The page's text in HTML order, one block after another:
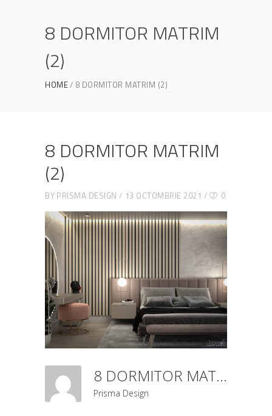
8 DORMITOR MATRIM
(2)
HOME 8 DORMITOR MATRIM (2)
8 DORMITOR MATRIM
(2)
BY PRISMA DESIGN 13 OCTOMBRIE 2021 0
8 DORMITOR MATRIM (2)
Prisma Design